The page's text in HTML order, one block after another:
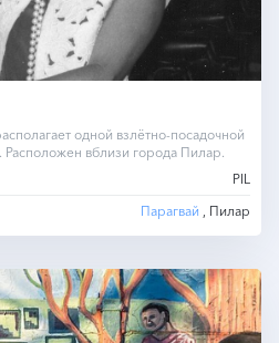
одной взлётно-посадочной
вблизи города Пилар.
PIL
Парагвай , Пилар